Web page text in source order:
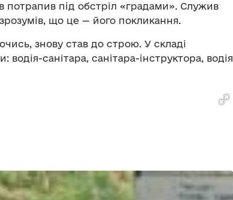
потрапив під обстріл «градами». Служив
що це — його покликання.
знову став до строю. У складі
водія-санітара, санітара-інструктора, водія